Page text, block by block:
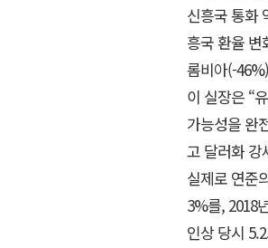
신흥국 통화
흥국 환율
롬비아(-
이 실장은 “
가능성을 완
고 달러화 강
실제로 연준
3%를, 2018
인상 당시